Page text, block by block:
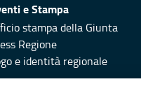
e Stampa
stampa della Giunta
Regione
e identità regionale